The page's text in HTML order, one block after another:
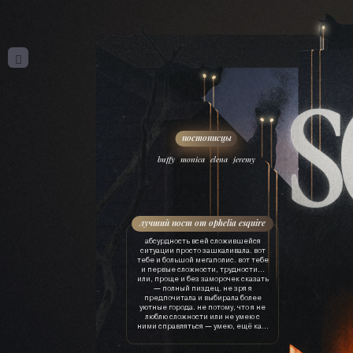
лучший пост от ophelia esquire
абсурдность всей сложившейся
ситуации просто зашкаливала. вот
тебе и большой мегаполис. вот тебе
и первые сложности, трудности…
или, проще и без заморочек сказать
— полный пиздец. не зря я
предпочитала и выбирала более
уютные города. не потому, что я не
люблю сложности или не умею с
ними справляться — умею, ещё как.
драгоценного времени, нервов, сил,
buffy ,monica,elena , jeremy